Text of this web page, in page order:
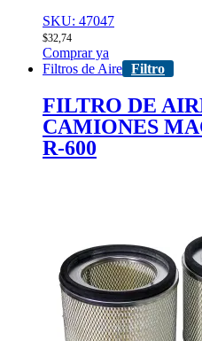
SKU: 47047
$32,74
Comprar ya
Filtros de Aire Filtro
FILTRO DE
CAMIONES
R-600